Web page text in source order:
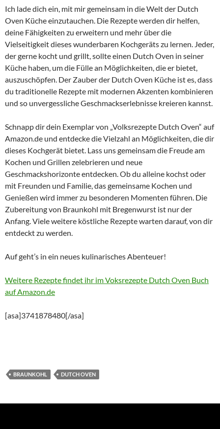
Ich lade dich ein, mit mir gemeinsam in die Welt der Dutch
Oven Küche einzutauchen. Die Rezepte werden dir helfen,
deine Fähigkeiten zu erweitern und mehr über die
Vielseitigkeit dieses wunderbaren Kochgeräts zu lernen. Jeder,
der gerne kocht und grillt, sollte einen Dutch Oven in seiner
Küche haben, um die Fülle an Möglichkeiten, die er bietet,
auszuschöpfen. Der Zauber der Dutch Oven Küche ist es, dass
du traditionelle Rezepte mit modernen Akzenten kombinieren
und so unvergessliche Geschmackserlebnisse kreieren kannst.
Schnapp dir dein Exemplar von „Volksrezepte Dutch Oven“ auf
Amazon.de und entdecke die Vielzahl an Möglichkeiten, die dir
dieses Kochgerät bietet. Lass uns gemeinsam die Freude am
Kochen und Grillen zelebrieren und neue
Geschmackshorizonte entdecken. Ob du alleine kochst oder
mit Freunden und Familie, das gemeinsame Kochen und
Genießen wird immer zu besonderen Momenten führen. Die
Zubereitung von Braunkohl mit Bregenwurst ist nur der
Anfang. Viele weitere köstliche Rezepte warten darauf, von dir
entdeckt zu werden.
Auf geht’s in ein neues kulinarisches Abenteuer!
Weitere Rezepte findet ihr imVoksrezepte Dutch Oven Buch
auf Amazon.de
[asa]3741878480[/asa]
BRAUNKOHL DUTCH OVEN